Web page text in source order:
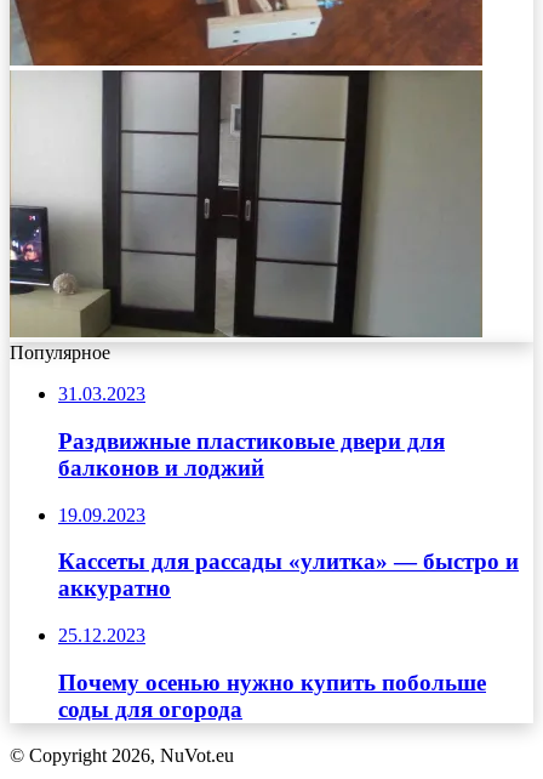
Популярное
31.03.2023
Раздвижные пластиковые двери для
балконов и лоджий
19.09.2023
Кассеты для рассады «улитка» — быстро и
аккуратно
25.12.2023
Почему осенью нужно купить побольше
соды для огорода
© Copyright 2026, NuVot.eu